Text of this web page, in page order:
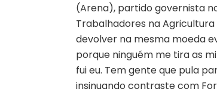
(Arena), partido governista
Trabalhadores na Agricultura
devolver na mesma moeda
porque ninguém me tira as
fui eu. Tem gente que pula
insinuando contraste com